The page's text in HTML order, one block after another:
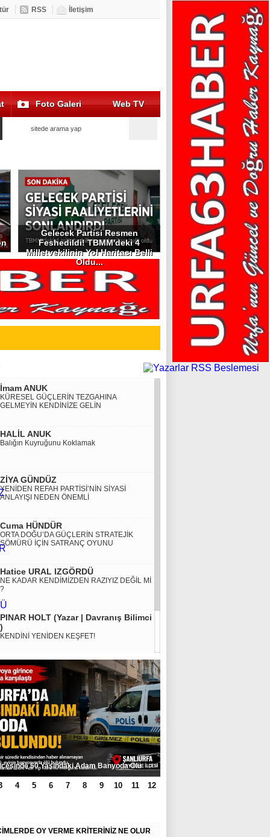
RSS İletişim
Foto Galeri Web TV
Gelecek Partisi Resmen
Feshedildi! TBMM'deki 4
Milletvekilinin Yol Haritası Belli
Oldu...
İmam ANUK
KÜRESEL GÜÇLERİN TEZGAHINA
GELMEYİN KENDİNİZE GELİN
HALİL ANUK
Balığın Kuyruğunu Koklamak
ZİYA GÜNDÜZ
YENİDEN REFAH PARTİSİ’NİN SİYASİ
ANLAYIŞI NEDEN ÖNEMLİ
Cuma HÜNDÜR
ORTA DOĞU’DA GÜÇLERİN STRATEJİK
SÖMÜRÜ İÇİN SATRANÇ OYUNU
Hatice URAL IZGÖRDÜ
NE KADAR KENDİMİZDEN RAZIYIZ DEĞİL Mİ
?
PINAR HOLT (Yazar | Davranış Bilimci
)
KENDİNİ YENİDEN KEŞFET!
MURAT KÜÇÜK
SMA HASTALIĞINA KARŞI DEVLET DESTEĞİ
ŞART
50 Yaşındaki Adam Banyoda Ölü
4 5 6 7 8 9 10 11 12
OY VERME KRİTERİNİZ NE OLUR